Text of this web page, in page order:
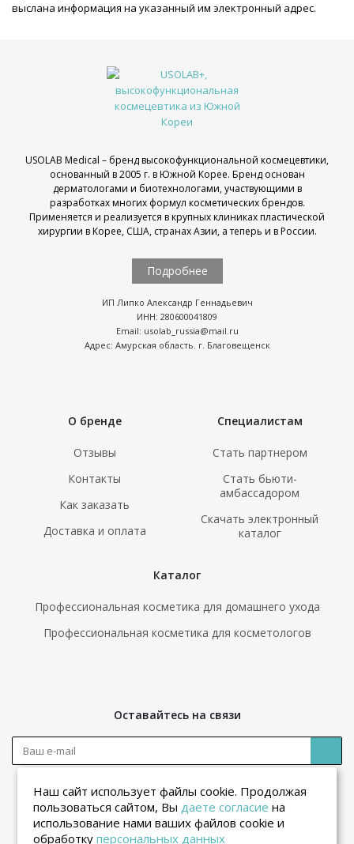
выслана информация на указанный им электронный адрес.
USOLAB Medical – бренд высокофункциональной космецевтики,
основанный в 2005 г. в Южной Корее. Бренд основан
дерматологами и биотехнологами, участвующими в
разработках многих формул косметических брендов.
Применяется и реализуется в крупных клиниках пластической
хирургии в Корее, США, странах Азии, а теперь и в России.
Подробнее
ИП Липко Александр Геннадьевич
ИНН: 280600041809
Email: usolab_russia@mail.ru
Адрес: Амурская область. г. Благовещенск
О бренде
Отзывы
Контакты
Как заказать
Доставка и оплата
Специалистам
Стать партнером
Стать бьюти-
амбассадором
Скачать электронный
каталог
Каталог
Профессиональная косметика для домашнего ухода
Профессиональная косметика для косметологов
Оставайтесь на связи
Наш сайт использует файлы cookie. Продолжая
пользоваться сайтом, Выдаете согласие на
использование нами ваших файлов cookie и
обработкуперсональных данных